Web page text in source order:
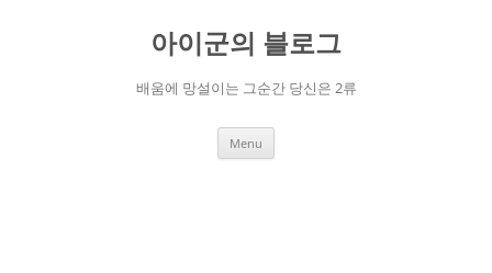
아이군의 블로그
배움에 망설이는 그순간 당신은 2류
Menu